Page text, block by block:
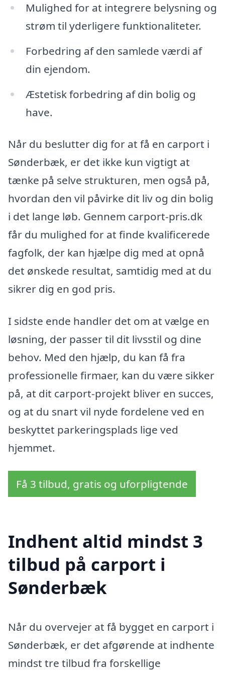
Mulighed for at integrere belysning og
strøm til yderligere funktionaliteter.
Forbedring af den samlede værdi af
din ejendom.
Æstetisk forbedring af din bolig og
have.
Når du beslutter dig for at få en carport i
Sønderbæk, er det ikke kun vigtigt at
tænke på selve strukturen, men også på,
hvordan den vil påvirke dit liv og din bolig
i det lange løb. Gennem carport-pris.dk
får du mulighed for at finde kvalificerede
fagfolk, der kan hjælpe dig med at opnå
det ønskede resultat, samtidig med at du
sikrer dig en god pris.
I sidste ende handler det om at vælge en
løsning, der passer til dit livsstil og dine
behov. Med den hjælp, du kan få fra
professionelle firmaer, kan du være sikker
på, at dit carport-projekt bliver en succes,
og at du snart vil nyde fordelene ved en
beskyttet parkeringsplads lige ved
hjemmet.
Få 3 tilbud, gratis og uforpligtende
Indhent altid mindst 3
tilbud på carport i
Sønderbæk
Når du overvejer at få bygget en carport i
Sønderbæk, er det afgørende at indhente
mindst tre tilbud fra forskellige